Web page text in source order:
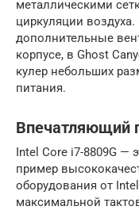
металлическими
циркуляции
дополнительные
корпусе, в Ghost
кулер небольших
питания.
Впечатляющий
Intel Core i7-8809G —
пример
оборудования от
максимальной